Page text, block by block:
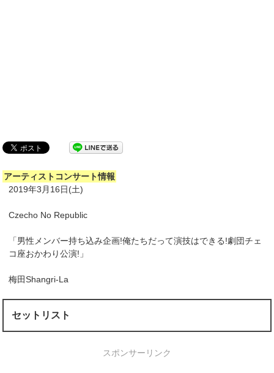
アーティストコンサート情報
2019年3月16日(土)
Czecho No Republic
「男性メンバー持ち込み企画!俺たちだって演技はできる!劇団チェ
コ座おかわり公演!」
梅田Shangri-La
セットリスト
スポンサーリンク